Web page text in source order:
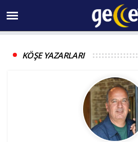
08 AĞUSTOS Cumartesi
KÖŞE YAZARLARI